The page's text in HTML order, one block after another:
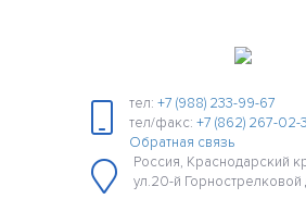
тел: +7 (988) 233-99-67
тел/факс: +7 (862) 267-02-
Обратная связь
Россия, Краснодарский
ул.20-й Горнострелковой